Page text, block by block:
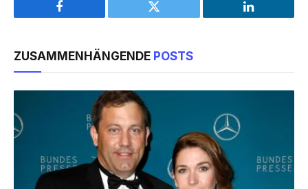
Facebook Twitter LinkedIn
ZUSAMMENHÄNGENDE POSTS